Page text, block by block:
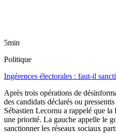
5min
Politique
Ingérences électorales : faut-il
Après trois opérations de
des candidats déclarés ou
Sébastien Lecornu a rappelé que
une priorité. La gauche appelle le
sanctionner les réseaux sociaux